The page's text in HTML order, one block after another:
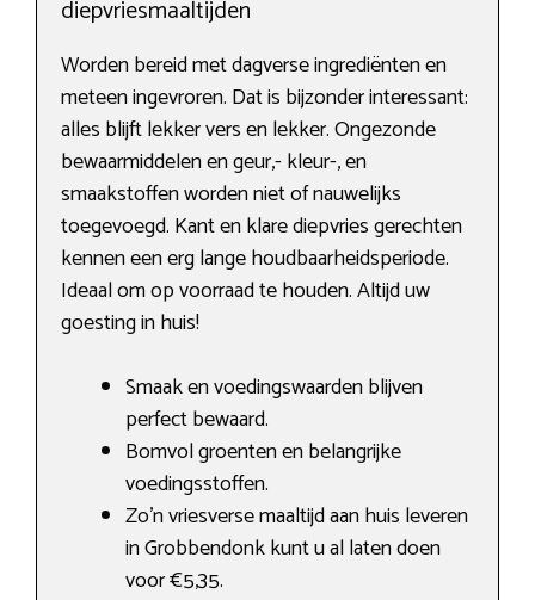
diepvriesmaaltijden
Worden bereid met dagverse ingrediënten en
meteen ingevroren. Dat is bijzonder interessant:
alles blijft lekker vers en lekker. Ongezonde
bewaarmiddelen en geur,- kleur-, en
smaakstoffen worden niet of nauwelijks
toegevoegd. Kant en klare diepvries gerechten
kennen een erg lange houdbaarheidsperiode.
Ideaal om op voorraad te houden. Altijd uw
goesting in huis!
Smaak en voedingswaarden blijven
perfect bewaard.
Bomvol groenten en belangrijke
voedingsstoffen.
Zo’n vriesverse maaltijd aan huis leveren
in Grobbendonk kunt u al laten doen
voor €5,35.